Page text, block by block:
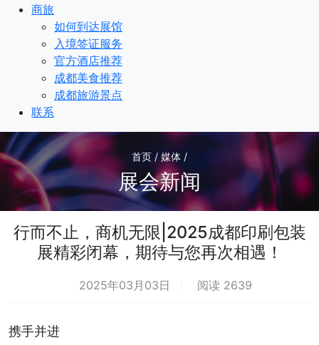
商旅
如何到达展馆
入境签证服务
官方酒店推荐
成都美食推荐
成都旅游景点
联系
首页 / 媒体 /
展会新闻
行而不止，商机无限|2025成都印刷包装
展精彩闭幕，期待与您再次相遇！
2025年03月03日 阅读 2639
携手并进